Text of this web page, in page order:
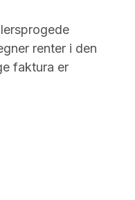
renter i den
faktura er